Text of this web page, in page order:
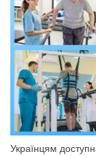
Українцям